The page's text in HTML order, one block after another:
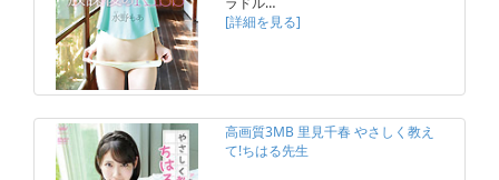
[詳細を見る]
高画質3MB 里見千春 やさしく教え
て!ちはる先生